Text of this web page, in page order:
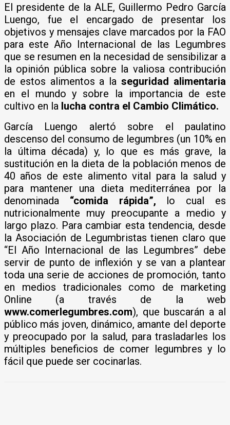
El presidente de la ALE, Guillermo Pedro García
Luengo, fue el encargado de presentar los
objetivos y mensajes clave marcados por la FAO
para este Año Internacional de las Legumbres
que se resumen en la necesidad de sensibilizar a
la opinión pública sobre la valiosa contribución
de estos alimentos a laseguridad alimentaria
en el mundo y sobre la importancia de este
cultivo en la lucha contra el Cambio Climático.
García Luengo alertó sobre el paulatino
descenso del consumo de legumbres (un 10% en
la última década) y, lo que es más grave, la
sustitución en la dieta de la población menos de
40 años de este alimento vital para la salud y
para mantener una dieta mediterránea por la
denominada “comida rápida”, lo cual es
nutricionalmente muy preocupante a medio y
largo plazo. Para cambiar esta tendencia, desde
la Asociación de Legumbristas tienen claro que
“El Año Internacional de las Legumbres” debe
servir de punto de inflexión y se van a plantear
toda una serie de acciones de promoción, tanto
en medios tradicionales como de marketing
Online (a través de la web
www.comerlegumbres.com), que buscarán a al
público más joven, dinámico, amante del deporte
y preocupado por la salud, para trasladarles los
múltiples beneficios de comer legumbres y lo
fácil que puede ser cocinarlas.